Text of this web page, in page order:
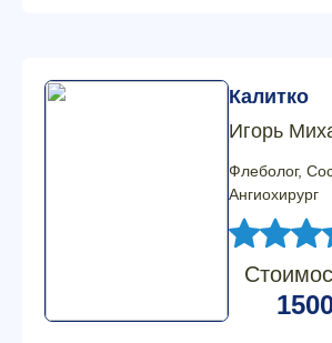
Калитко
Игорь
Флеболог,
Ангиохирург